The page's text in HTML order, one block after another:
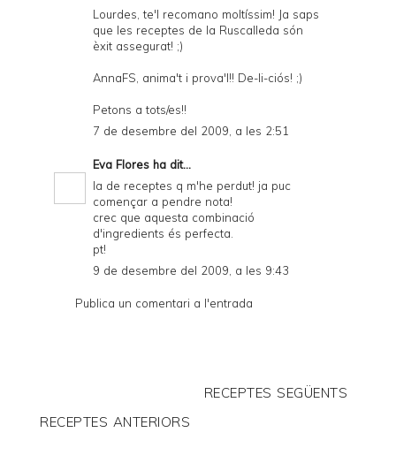
Lourdes, te'l recomano moltíssim! Ja saps
que les receptes de la Ruscalleda són
èxit assegurat! ;)
AnnaFS, anima't i prova'l!! De-li-ciós! ;)
Petons a tots/es!!
7 de desembre del 2009, a les 2:51
Eva Flores ha dit...
la de receptes q m'he perdut! ja puc
començar a pendre nota!
crec que aquesta combinació
d'ingredients és perfecta.
pt!
9 de desembre del 2009, a les 9:43
Publica un comentari a l'entrada
RECEPTES SEGÜENTS
RECEPTES ANTERIORS